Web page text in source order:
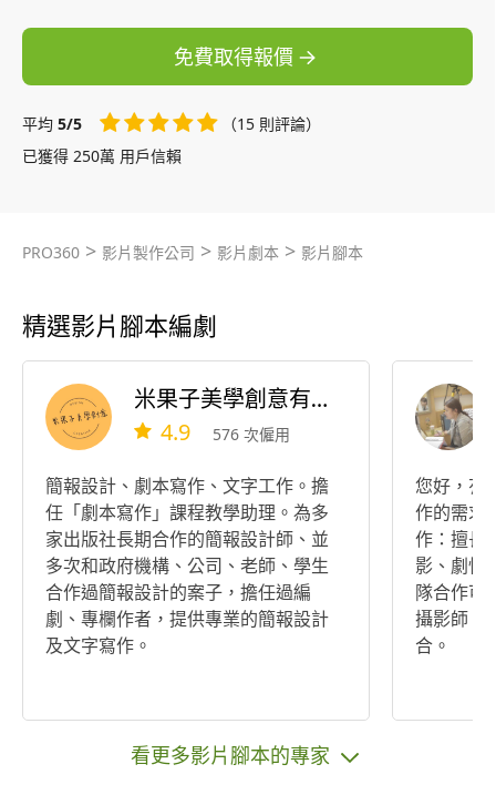
免費取得報價
平均 5/5
（15 則評論）
已獲得 250萬 用戶信賴
PRO360 > 影片製作公司 > 影片劇本 > 影片腳本
精選影片腳本編劇
米果子美學創意有限公司
4.9 576 次僱用
簡報設計、劇本寫作、文字工作。擔
任「劇本寫作」課程教學助理。為多
家出版社長期合作的簡報設計師、並
多次和政府機構、公司、老師、學生
合作過簡報設計的案子，擔任過編
劇、專欄作者，提供專業的簡報設計
及文字寫作。
您好，有
作的需求
作：擅長
影、劇情
隊合作可
攝影師、
合。
看更多影片腳本的專家